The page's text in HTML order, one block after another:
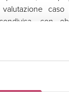
condivisa, con